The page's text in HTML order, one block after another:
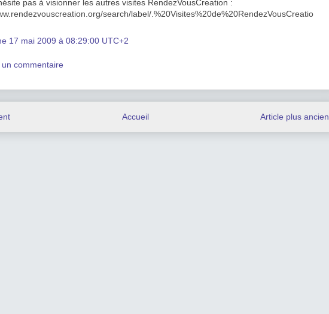
pas à visionner les autres visites RendezVousCreation :
search/label/.%20Visites%20de%20RendezVousCreatio
17 mai 2009 à 08:29:00 UTC+2
commentaire
Article plus ancien
Accueil